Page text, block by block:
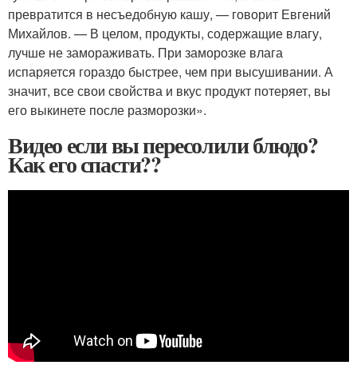
превратится в несъедобную кашу, — говорит Евгений
Михайлов. — В целом, продукты, содержащие влагу,
лучше не замораживать. При заморозке влага
испаряется гораздо быстрее, чем при высушивании. А
значит, все свои свойства и вкус продукт потеряет, вы
его выкинете после разморозки».
Видео если вы пересолили блюдо?
Как его спасти??